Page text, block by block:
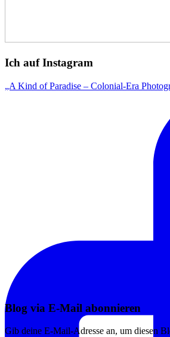
Ich auf Instagram
„A Kind of Paradise – Colonial-Era
Blog via E-Mail abonnieren
Gib deine E-Mail-Adresse an, um diesen